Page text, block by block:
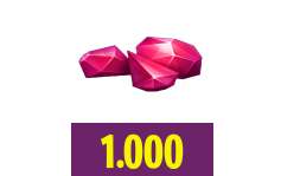
1.000